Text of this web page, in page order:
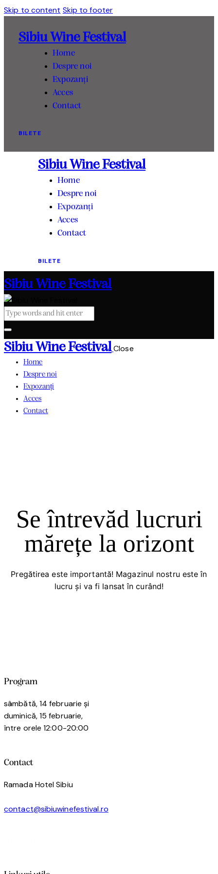
Skip to content Skip to footer
Sibiu Wine Festival
Home
Despre noi
Expozanți
Acces
Contact
BILETE
Sibiu Wine Festival
Home
Despre noi
Expozanți
Acces
Contact
BILETE
Sibiu Wine Festival
Sibiu Wine FestivalClose
Home
Despre noi
Expozanți
Acces
Contact
Se întrevăd lucruri
mărețe la orizont
Pregătirea este importantă! Magazinul nostru este în
lucru și va fi lansat în curând!
Program
sâmbătă, 14 februarie și
duminică, 15 februarie,
între orele 12:00-20:00
Contact
Ramada Hotel Sibiu
contact@sibiuwinefestival.ro